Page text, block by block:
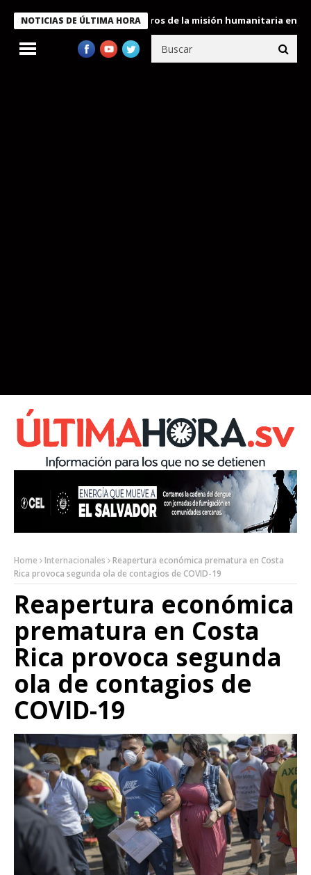
NOTICIAS DE ÚLTIMA HORA
condecora a miembros de la misión humanitaria enviada a
Home Internacionales
Reapertura económica prematura en Costa
Rica provoca segunda ola de contagios de COVID-19
Reapertura económica
prematura en Costa
Rica provoca segunda
ola de contagios de
COVID-19